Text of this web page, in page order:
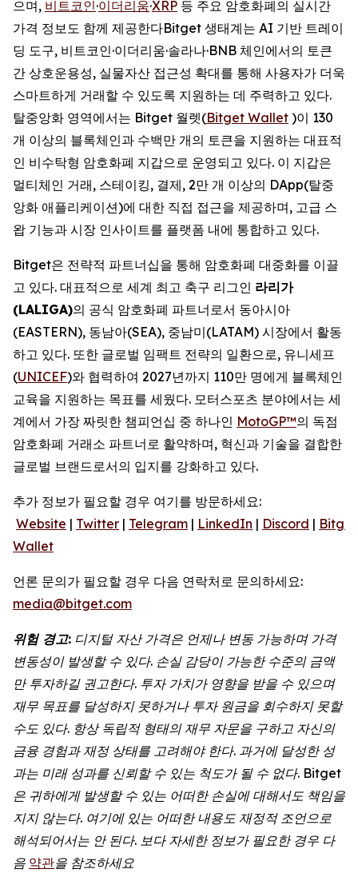
으며, 비트코인·이더리움·XRP 등 주요 암호화폐의 실시간
가격 정보도 함께 제공한다Bitget 생태계는 AI 기반 트레이
딩 도구, 비트코인·이더리움·솔라나·BNB 체인에서의 토큰
간 상호운용성, 실물자산 접근성 확대를 통해 사용자가 더욱
스마트하게 거래할 수 있도록 지원하는 데 주력하고 있다.
탈중앙화 영역에서는 Bitget 월렛(Bitget Wallet )이 130
개 이상의 블록체인과 수백만 개의 토큰을 지원하는 대표적
인 비수탁형 암호화폐 지갑으로 운영되고 있다. 이 지갑은
멀티체인 거래, 스테이킹, 결제, 2만 개 이상의 DApp(탈중
앙화 애플리케이션)에 대한 직접 접근을 제공하며, 고급 스
왑 기능과 시장 인사이트를 플랫폼 내에 통합하고 있다.
Bitget은 전략적 파트너십을 통해 암호화폐 대중화를 이끌
고 있다. 대표적으로 세계 최고 축구 리그인 라리가
(LALIGA)의 공식 암호화폐 파트너로서 동아시아
(EASTERN), 동남아(SEA), 중남미(LATAM) 시장에서 활동
하고 있다. 또한 글로벌 임팩트 전략의 일환으로, 유니세프
(UNICEF)와 협력하여 2027년까지 110만 명에게 블록체인
교육을 지원하는 목표를 세웠다. 모터스포츠 분야에서는 세
계에서 가장 짜릿한 챔피언십 중 하나인 MotoGP™의 독점
암호화폐 거래소 파트너로 활약하며, 혁신과 기술을 결합한
글로벌 브랜드로서의 입지를 강화하고 있다.
추가 정보가 필요할 경우 여기를 방문하세요:
Website | Twitter | Telegram | LinkedIn | Discord | Bitget
Wallet
언론 문의가 필요할 경우 다음 연락처로 문의하세요:
media@bitget.com
위험 경고: 디지털 자산 가격은 언제나 변동 가능하며 가격
변동성이 발생할 수 있다. 손실 감당이 가능한 수준의 금액
만 투자하길 권고한다. 투자 가치가 영향을 받을 수 있으며
재무 목표를 달성하지 못하거나 투자 원금을 회수하지 못할
수도 있다. 항상 독립적 형태의 재무 자문을 구하고 자신의
금융 경험과 재정 상태를 고려해야 한다. 과거에 달성한 성
과는 미래 성과를 신뢰할 수 있는 척도가 될 수 없다. Bitget
은 귀하에게 발생할 수 있는 어떠한 손실에 대해서도 책임을
지지 않는다. 여기에 있는 어떠한 내용도 재정적 조언으로
해석되어서는 안 된다. 보다 자세한 정보가 필요한 경우 다
음 약관을 참조하세요